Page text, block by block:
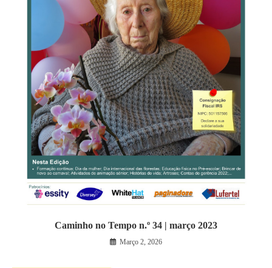
Caminho no Tempo n.º 34 | março 2023
Março 2, 2026